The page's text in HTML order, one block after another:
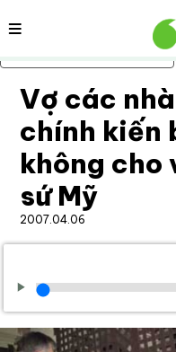
Bỏ qua nội dung chính
Nội dung
Vợ các
chính kiến
không cho
sứ Mỹ
2007.04.06